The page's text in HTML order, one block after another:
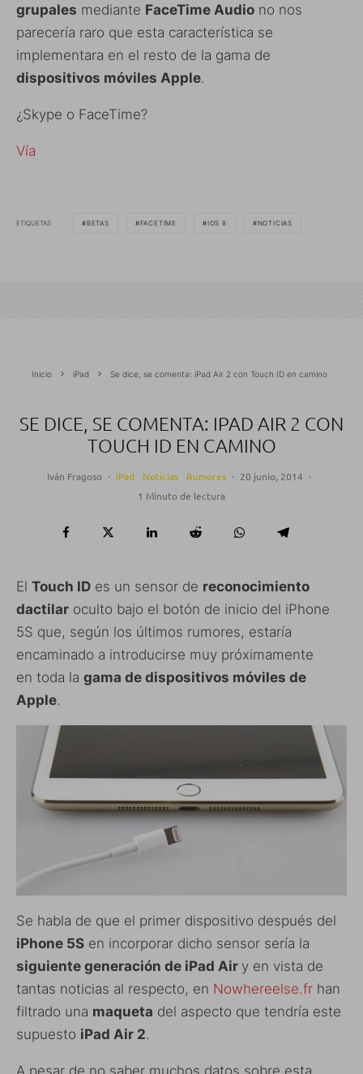
grupales mediante FaceTime Audio no nos
parecería raro que esta característica se
implementara en el resto de la gama de
dispositivos móviles Apple.
¿Skype o FaceTime?
Vía
ETIQUETAS BETAS FACETIME IOS 8 NOTICIAS
Inicio iPad Se dice, se comenta: iPad Air 2 con Touch ID en camino
SE DICE, SE COMENTA: IPAD AIR 2 CON
TOUCH ID EN CAMINO
Iván Fragoso · iPad Noticias Rumores · 20 junio, 2014 ·
1 Minuto de lectura
El Touch ID es un sensor de reconocimiento
dactilar oculto bajo el botón de inicio del iPhone
5S que, según los últimos rumores, estaría
encaminado a introducirse muy próximamente
en toda la gama de dispositivos móviles de
Apple.
Se habla de que el primer dispositivo después del
iPhone 5S en incorporar dicho sensor sería la
siguiente generación de iPad Air y en vista de
tantas noticias al respecto, en Nowhereelse.fr han
filtrado una maqueta del aspecto que tendría este
supuesto iPad Air 2.
A pesar de no saber muchos datos sobre esta